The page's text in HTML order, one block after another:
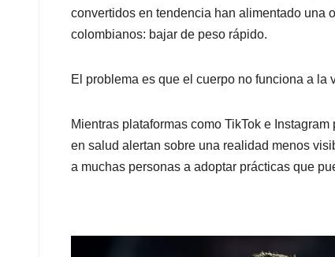
p
k
n
convertidos en tendencia han alimentado una
colombianos: bajar de peso rápido.
El problema es que el cuerpo no funciona a la
Mientras plataformas como TikTok e
en salud alertan sobre una realidad menos
a muchas personas a adoptar prácticas que